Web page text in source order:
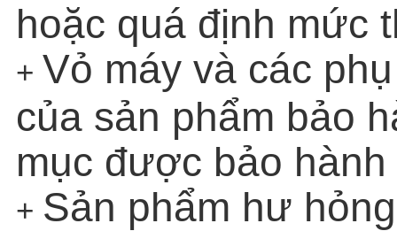
hoặc quá định mức
+ Vỏ máy và các
của sản phẩm bảo
mục được bảo
+ Sản phẩm hư